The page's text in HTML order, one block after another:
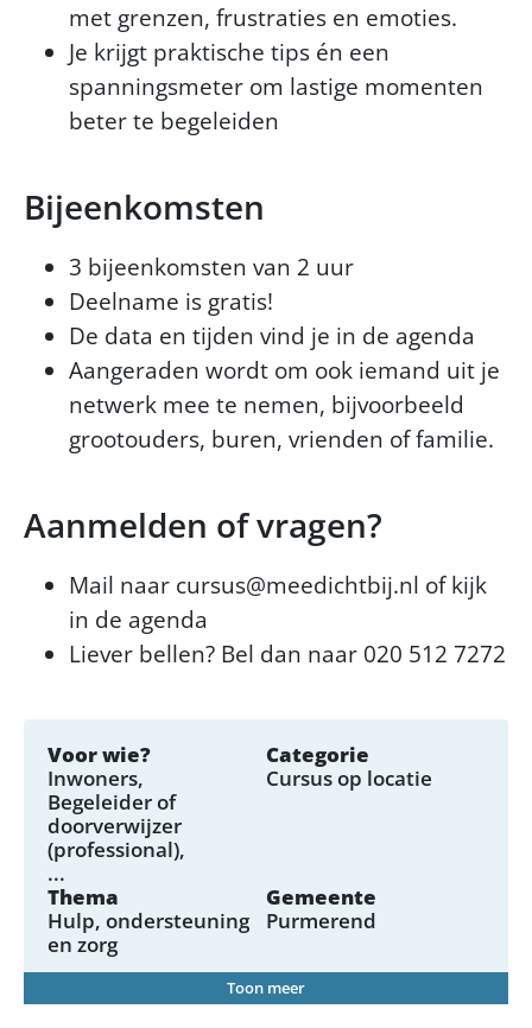
met grenzen, frustraties en emoties.
Je krijgt praktische tips én een
spanningsmeter om lastige momenten
beter te begeleiden
Bijeenkomsten
3 bijeenkomsten van 2 uur
Deelname is gratis!
De data en tijden vind je in de agenda
Aangeraden wordt om ook iemand uit je
netwerk mee te nemen, bijvoorbeeld
grootouders, buren, vrienden of familie.
Aanmelden of vragen?
Mail naar cursus@meedichtbij.nl of kijk
in de agenda
Liever bellen? Bel dan naar 020 512 7272
Voor wie?
Inwoners
Begeleider of
doorverwijzer
(professional)
...
Categorie
Cursus op locatie
Thema
Hulp, ondersteuning
en zorg
Gemeente
Purmerend
Toon meer